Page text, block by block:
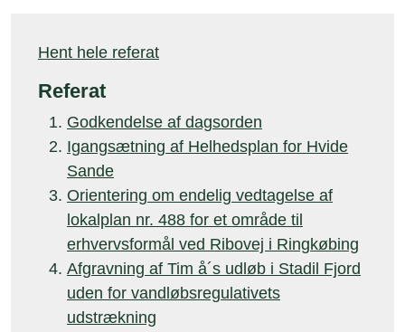
Hent hele referat
Referat
Godkendelse af dagsorden
Igangsætning af Helhedsplan for Hvide
Sande
Orientering om endelig vedtagelse af
lokalplan nr. 488 for et område til
erhvervsformål ved Ribovej i Ringkøbing
Afgravning af Tim å´s udløb i Stadil Fjord
uden for vandløbsregulativets
udstrækning